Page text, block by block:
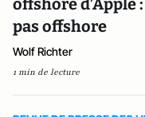
offshore d’Apple
pas offshore
Wolf Richter
1 min de lecture